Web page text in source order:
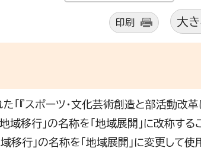
印刷 大
『スポーツ・文化芸術創造と部活動改革
域移行」の名称を「地域展開」に改称す
移行」の名称を「地域展開」に変更して使